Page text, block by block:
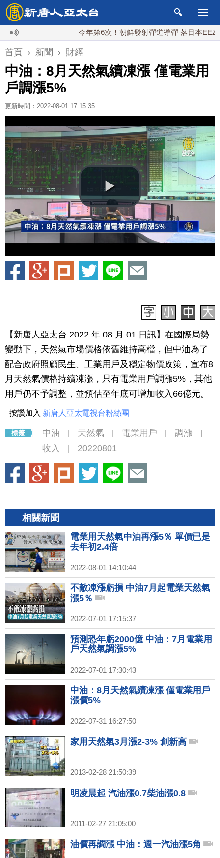
今年第6次！朝鮮發射彈道導彈 落日本EEZ外
首頁 › 新聞 › 財經
中油：8月天然氣續凍漲 僅電業用
戶調漲5%
更新時間：2022-08-01 17:15:35
【新唐人亞太台 2022 年 08 月 01 日訊】在國際局勢
變動下，天然氣市場價格依舊維持高檔，但中油為了
配合政府照顧民生、工業用戶及穩定物價政策，宣布8
月天然氣價格持續凍漲，只有電業用戶調漲5%，其他
用戶仍不予調整，並預估至年底可增加收入66億元。
按讚加入 新唐人亞太電視台粉絲團
中油 天然氣 電業用戶 調漲
收入 20220801
相關新聞
電業用天然氣中油再漲5％ 單價已是
去年初2.4倍
2022-08-01 14:10:44
不敵凍漲虧損 中油7月起電業天然氣
漲5％
2022-07-01 17:15:37
預測恐年虧2000億 中油：7月電業用
戶天然氣調漲5%
2022-07-01 17:30:43
中油：8月天然氣續凍漲 僅電業用戶
漲價5%
2022-07-31 16:27:50
家用天然氣3月漲2-3% 創新高
2013-02-28 21:50:39
明凌晨起 汽油漲0.7柴油漲0.8
2011-02-27 21:05:00
油價再調漲 中油：週一汽油漲5角